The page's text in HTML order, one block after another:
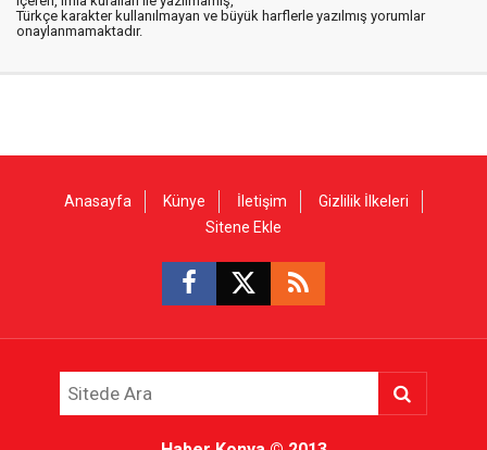
Türkçe karakter kullanılmayan ve büyük harflerle yazılmış yorumlar
onaylanmamaktadır.
Anasayfa Künye İletişim
Gizlilik İlkeleri
Sitene Ekle